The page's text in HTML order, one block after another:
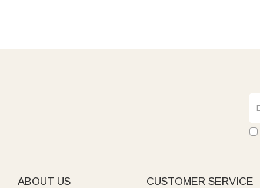
ABOUT US CUSTOMER SERVICE